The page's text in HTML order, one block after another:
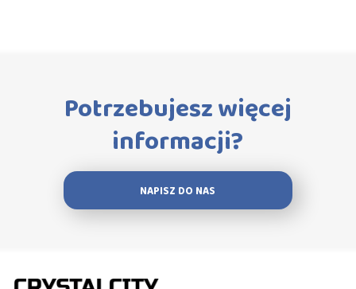
Potrzebujesz więcej
informacji?
NAPISZ DO NAS